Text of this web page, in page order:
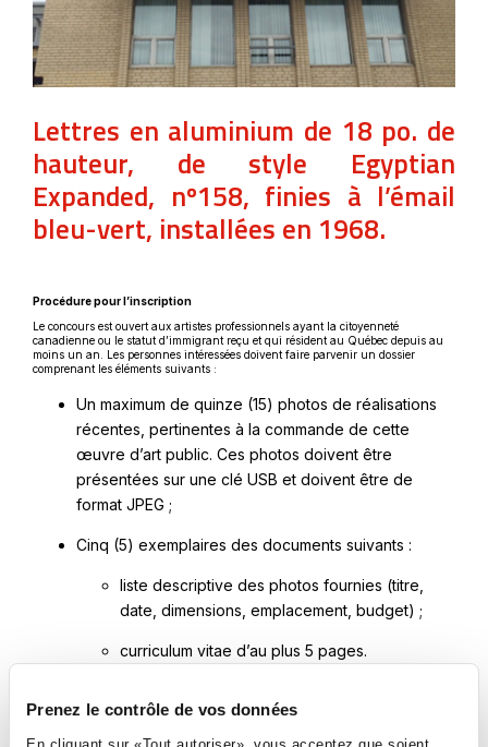
Prenez le contrôle de vos données
Lettres en aluminium de 18 po. de
hauteur, de style Egyptian
Expanded, nº158, finies à l’émail
bleu-vert, installées en 1968.
Procédure pour l’inscription
Le concours est ouvert aux artistes professionnels ayant la citoyenneté
canadienne ou le statut d’immigrant reçu et qui résident au Québec depuis au
moins un an. Les personnes intéressées doivent faire parvenir un dossier
comprenant les éléments suivants :
Un maximum de quinze (15) photos de réalisations
récentes, pertinentes à la commande de cette
œuvre d’art public. Ces photos doivent être
présentées sur une clé USB et doivent être de
format JPEG ;
Cinq (5) exemplaires des documents suivants :
liste descriptive des photos fournies (titre,
date, dimensions, emplacement, budget) ;
curriculum vitae d’au plus 5 pages.
Tous les dossiers incomplets seront refusés.